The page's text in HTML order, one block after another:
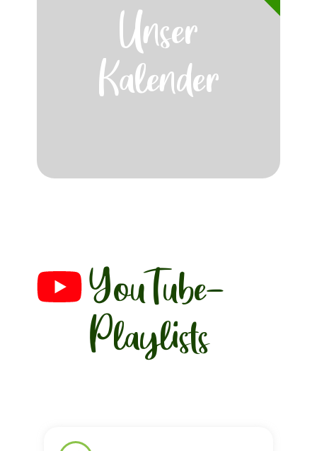
Unser
Kalender
YouTube-
Playlists